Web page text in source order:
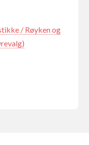
/ Røyken og